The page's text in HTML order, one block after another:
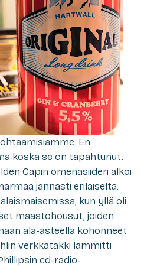
En
koska se on tapahtunut.
Capin omenasiideri alkoi
jännästi erilaiselta.
kun yllä oli
maastohousut, joiden
ala-asteella kohonneet
verkkatakki lämmitti
cd-radio-